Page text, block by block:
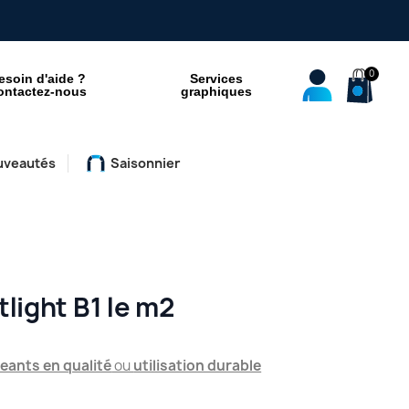
d'aide ?
nous
Services
graphiques
Saisonnier
B1 le m2
en qualitéouutilisation durable